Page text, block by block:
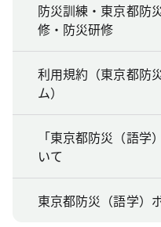
防災訓練・東京都防
修・防災研修
利用規約（東京都防
ム）
「東京都防災（語学
いて
東京都防災（語学）